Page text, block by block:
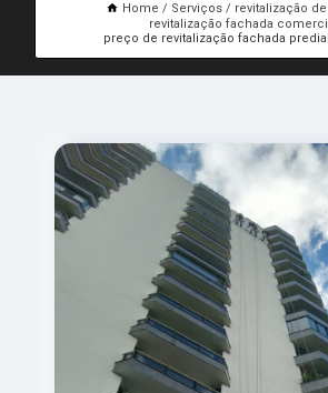
Home Serviços
revitalização
revitalização fachada
preço de revitalização fachada